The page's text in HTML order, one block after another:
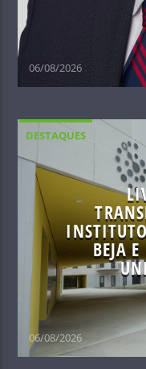
06/08/2026
DESTAQUES
BEJA
06/08/2026